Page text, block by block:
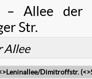
– Allee der
Str.
Allee
Dimitroffstr.